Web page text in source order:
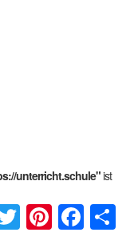
unterricht.schule"ist
Twitter